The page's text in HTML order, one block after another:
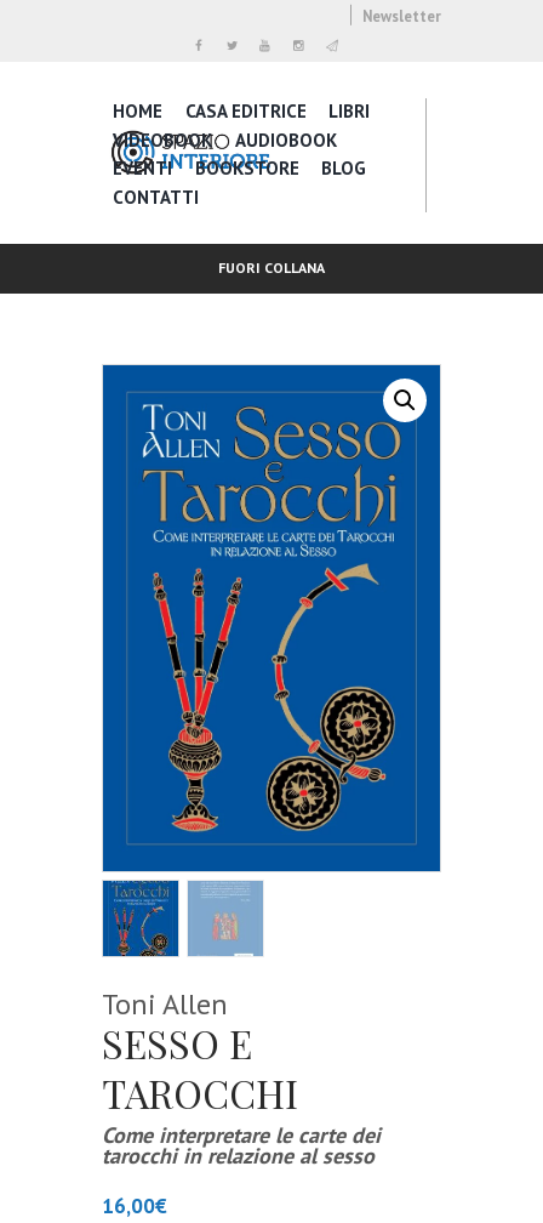
Newsletter
HOME CASA EDITRICE
LIBRI
VIDEOBOOK
AUDIOBOOK
EVENTI
BOOKSTORE
BLOG
CONTATTI
FUORI COLLANA
Toni Allen
SESSO E
TAROCCHI
Come interpretare le carte dei
tarocchi in relazione al sesso
16,00€